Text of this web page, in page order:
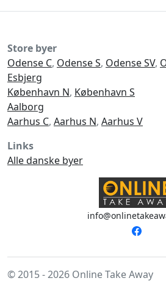
Store byer
Odense C, Odense S, Odense SV,
Esbjerg
København N, København S
Aalborg
Aarhus C, Aarhus N, Aarhus V
Links
Alle danske byer
© 2015 - 2026 Online Take Away